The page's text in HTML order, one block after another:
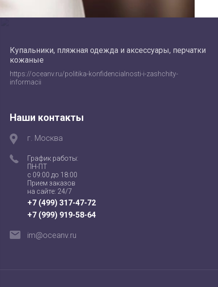
Купальники, пляжная одежда и аксессуары, перчатки
кожаные
https://oceanv.ru/politika-konfidencialnosti-i-zashchity-
informacii
Наши контакты
г. Москва
График работы:
ПН-ПТ
с 09:00 до 18:00
Прием заказов
на сайте: 24/7
+7 (499) 317-47-72
+7 (999) 919-58-64
im@oceanv.ru